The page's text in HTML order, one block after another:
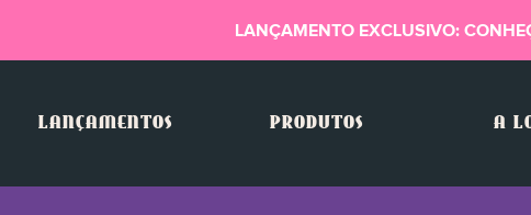
LANÇAMENTO EXCLUSIVO:
LANÇAMENTOS PRODUTOS A